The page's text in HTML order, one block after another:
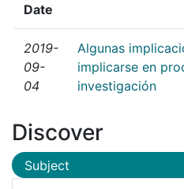
Date
2019-
09-
04
Algunas
implicarse en
investigación
Discover
Subject